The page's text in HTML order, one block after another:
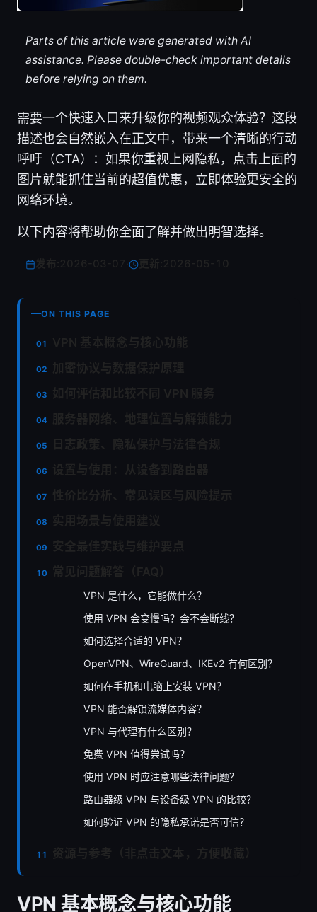
Parts of this article were generated with AI
assistance. Please double-check important details
before relying on them.
需要一个快速入口来升级你的视频观众体验？这段
描述也会自然嵌入在正文中，带来一个清晰的行动
呼吁（CTA）：如果你重视上网隐私，点击上面的
图片就能抓住当前的超值优惠，立即体验更安全的
网络环境。
以下内容将帮助你全面了解并做出明智选择。
更新:
ON THIS PAGE
VPN 是什么，它能做什么？
使用 VPN 会变慢吗？会不会断线？
如何选择合适的 VPN？
OpenVPN、WireGuard、IKEv2 有何区别？
如何在手机和电脑上安装 VPN？
VPN 能否解锁流媒体内容？
VPN 与代理有什么区别？
免费 VPN 值得尝试吗？
使用 VPN 时应注意哪些法律问题？
路由器级 VPN 与设备级 VPN 的比较？
如何验证 VPN 的隐私承诺是否可信？
VPN 基本概念与核心功能